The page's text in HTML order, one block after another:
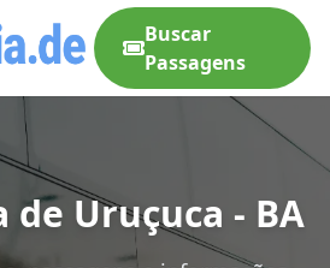
Buscar
Passagens
de Uruçuca - BA